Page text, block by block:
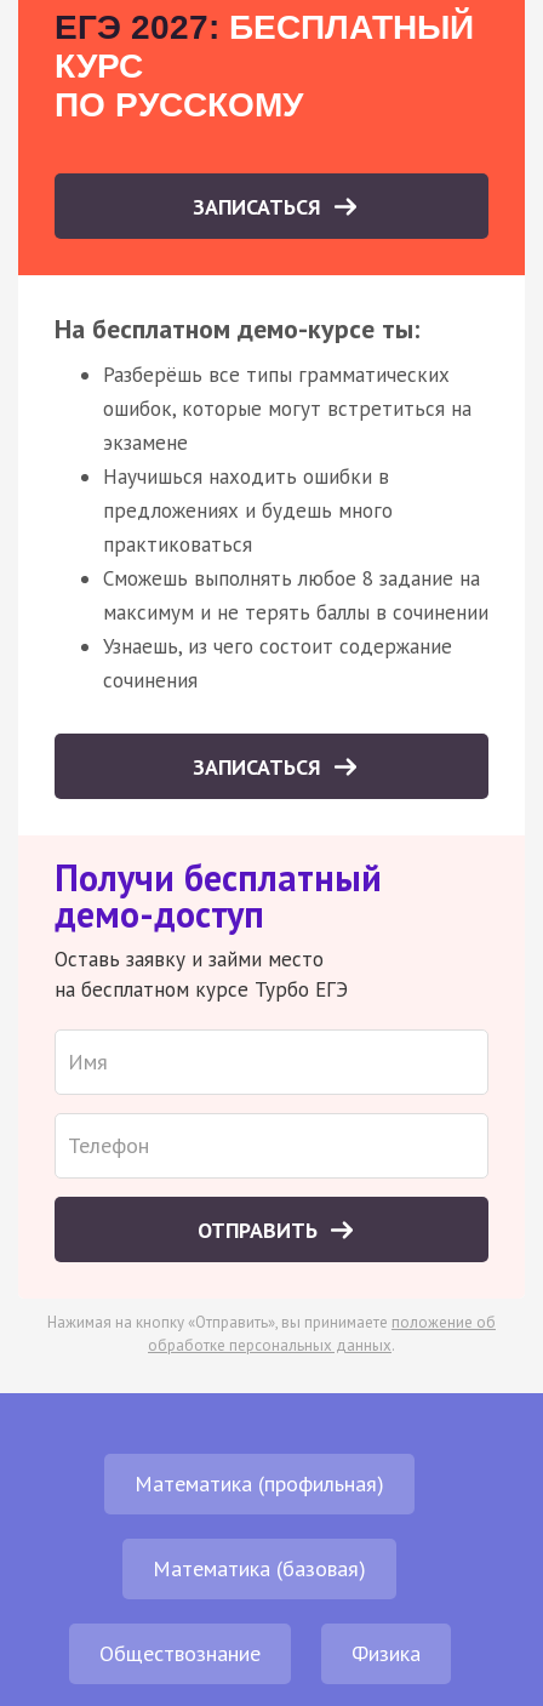
ЕГЭ 2027: БЕСПЛАТНЫЙ
КУРС
ПО РУССКОМУ
ЗАПИСАТЬСЯ
На бесплатном демо-курсе ты:
Разберёшь все типы грамматических
ошибок, которые могут встретиться на
экзамене
Научишься находить ошибки в
предложениях и будешь много
практиковаться
Сможешь выполнять любое 8 задание на
максимум и не терять баллы в сочинении
Узнаешь, из чего состоит содержание
сочинения
ЗАПИСАТЬСЯ
Получи бесплатный
демо-доступ
Оставь заявку и займи место
на бесплатном курсе Турбо ЕГЭ
ОТПРАВИТЬ
Нажимая на кнопку «Отправить», вы принимаете положение об
обработке персональных данных.
Математика (профильная)
Математика (базовая)
Обществознание Физика